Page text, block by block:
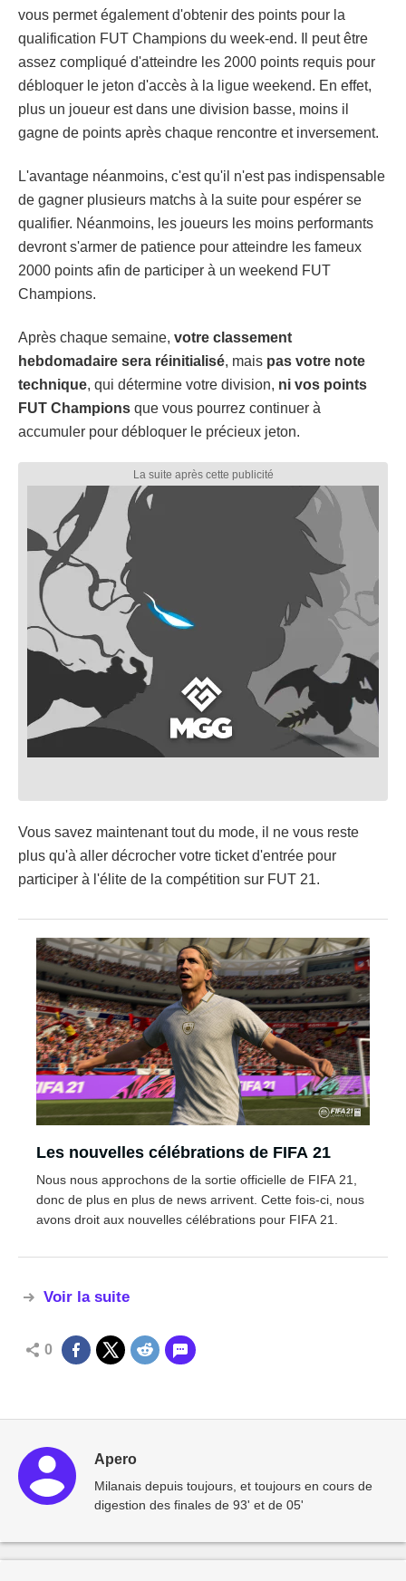
vous permet également d'obtenir des points pour la
qualification FUT Champions du week-end. Il peut être
assez compliqué d'atteindre les 2000 points requis pour
débloquer le jeton d'accès à la ligue weekend. En effet,
plus un joueur est dans une division basse, moins il
gagne de points après chaque rencontre et inversement.
L'avantage néanmoins, c'est qu'il n'est pas indispensable
de gagner plusieurs matchs à la suite pour espérer se
qualifier. Néanmoins, les joueurs les moins performants
devront s'armer de patience pour atteindre les fameux
2000 points afin de participer à un weekend FUT
Champions.
Après chaque semaine, votre classement
hebdomadaire sera réinitialisé, mais pas votre note
technique, qui détermine votre division, ni vos points
FUT Champions que vous pourrez continuer à
accumuler pour débloquer le précieux jeton.
Vous savez maintenant tout du mode, il ne vous reste
plus qu'à aller décrocher votre ticket d'entrée pour
participer à l'élite de la compétition sur FUT 21.
Les nouvelles célébrations de FIFA 21
Nous nous approchons de la sortie officielle de FIFA 21,
donc de plus en plus de news arrivent. Cette fois-ci, nous
avons droit aux nouvelles célébrations pour FIFA 21.
Voir la suite
0
Apero
Milanais depuis toujours, et toujours en cours de
digestion des finales de 93' et de 05'